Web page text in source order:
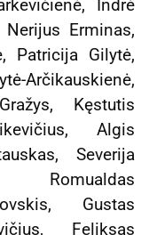
Indrė
Erminas,
Patricija Gilytė,
Arčikauskienė,
Kęstutis
Algis
Severija
Romualdas
Gustas
Feliksas